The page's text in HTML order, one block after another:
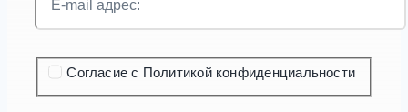
Согласие с Политикой конфиденциальности